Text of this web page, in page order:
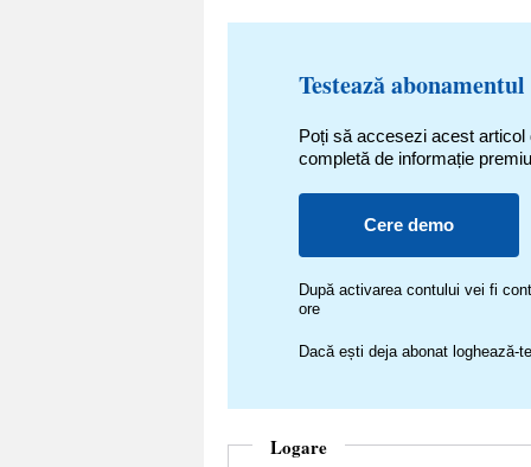
Testează
Poți să accesezi acest
completă de informație
Cere demo
După activarea contului vei fi
ore
Dacă ești deja abonat loghează-
Logare